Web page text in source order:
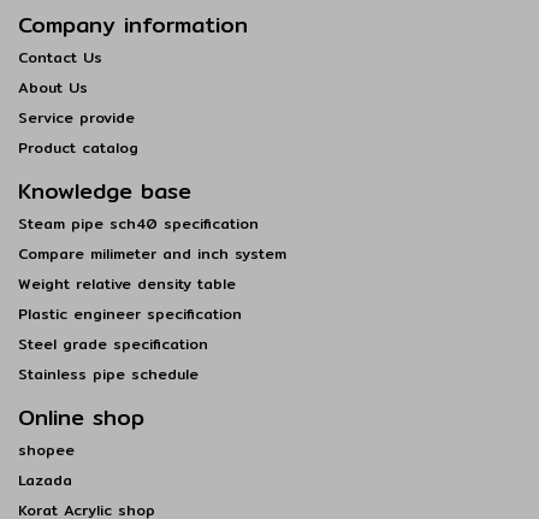
Company information
Contact Us
About Us
Service provide
Product catalog
Knowledge base
Steam pipe sch40 specification
Compare milimeter and inch system
Weight relative density table
Plastic engineer specification
Steel grade specification
Stainless pipe schedule
Online shop
shopee
Lazada
Korat Acrylic shop